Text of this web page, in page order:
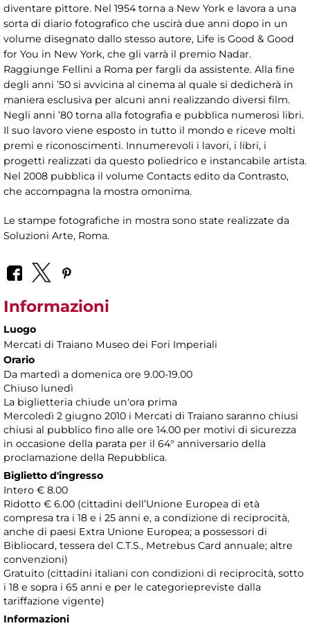
diventare pittore. Nel 1954 torna a New York e lavora a una
sorta di diario fotografico che uscirà due anni dopo in un
volume disegnato dallo stesso autore, Life is Good & Good
for You in New York, che gli varrà il premio Nadar.
Raggiunge Fellini a Roma per fargli da assistente. Alla fine
degli anni ’50 si avvicina al cinema al quale si dedicherà in
maniera esclusiva per alcuni anni realizzando diversi film.
Negli anni ’80 torna alla fotografia e pubblica numerosi libri.
Il suo lavoro viene esposto in tutto il mondo e riceve molti
premi e riconoscimenti. Innumerevoli i lavori, i libri, i
progetti realizzati da questo poliedrico e instancabile artista.
Nel 2008 pubblica il volume Contacts edito da Contrasto,
che accompagna la mostra omonima.
Le stampe fotografiche in mostra sono state realizzate da
Soluzioni Arte, Roma.
Informazioni
Luogo
Mercati di Traiano Museo dei Fori Imperiali
Orario
Da martedì a domenica ore 9.00-19.00
Chiuso lunedì
La biglietteria chiude un'ora prima
Mercoledì 2 giugno 2010 i Mercati di Traiano saranno chiusi
chiusi al pubblico fino alle ore 14.00 per motivi di sicurezza
in occasione della parata per il 64° anniversario della
proclamazione della Repubblica.
Biglietto d'ingresso
Intero € 8.00
Ridotto € 6.00 (cittadini dell’Unione Europea di età
compresa tra i 18 e i 25 anni e, a condizione di reciprocità,
anche di paesi Extra Unione Europea; a possessori di
Bibliocard, tessera del C.T.S., Metrebus Card annuale; altre
convenzioni)
Gratuito (cittadini italiani con condizioni di reciprocità, sotto
i 18 e sopra i 65 anni e per le categoriepreviste dalla
tariffazione vigente)
Informazioni